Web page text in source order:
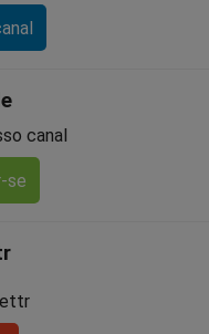
canal
se